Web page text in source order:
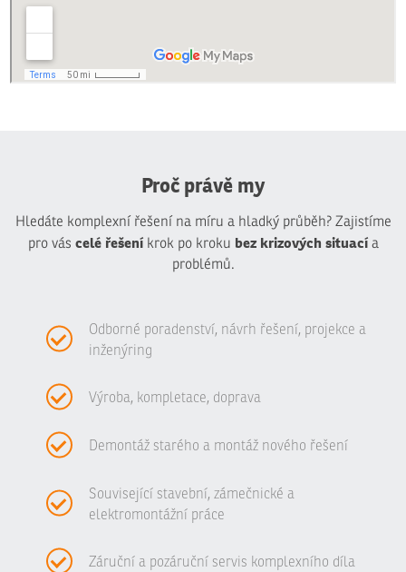
Proč právě my
Hledáte komplexní řešení na míru a hladký průběh? Zajistíme
pro vás celé řešeníkrok po kroku bez krizových situacía
problémů.
Odborné poradenství, návrh řešení, projekce a
inženýring
Výroba, kompletace, doprava
Demontáž starého a montáž nového řešení
Související stavební, zámečnické a
elektromontážní práce
Záruční a pozáruční servis komplexního díla